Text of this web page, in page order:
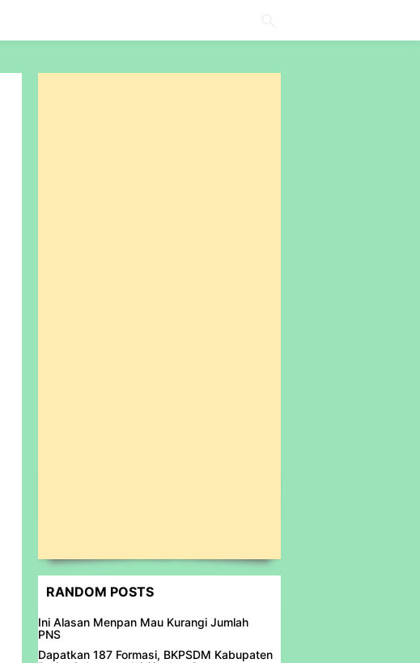
RANDOM POSTS
Ini Alasan Menpan Mau Kurangi Jumlah
PNS
Dapatkan 187 Formasi, BKPSDM Kabupaten